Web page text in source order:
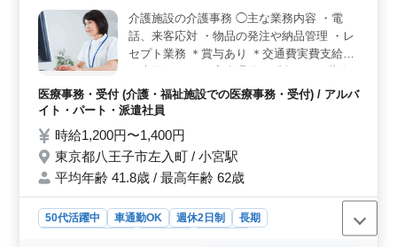
躍できるお仕事です。 ＜安心の待遇＞ 交通費実費
支給で通勤負担を抑えられる環境です。社会保険などの
福利厚生も整っており、経験を発揮しながら安心して長
く働ける環境です。
介護施設の介護事務 ◯主な業務内容 ・電
話、来客応対 ・物品の発注や納品管理 ・レ
セプト業務 ＊賞与あり ＊交通費実費支給
が活躍する職場です！ ぜひあなたも働いて
みませんか？
医療事務・受付 (介護・福祉施設での医療事務・受付) / アルバ
イト・パート・派遣社員
時給1,200円〜1,400円
東京都八王子市左入町 / 小宮駅
平均年齢 41.8歳 / 最高年齢 62歳
50代活躍中 車通勤OK 週休2日制
長期